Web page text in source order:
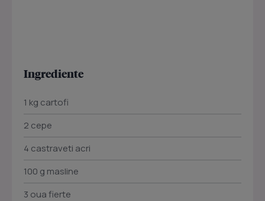
Ingrediente
1 kg cartofi
2 cepe
4 castraveti acri
100 g masline
3 oua fierte